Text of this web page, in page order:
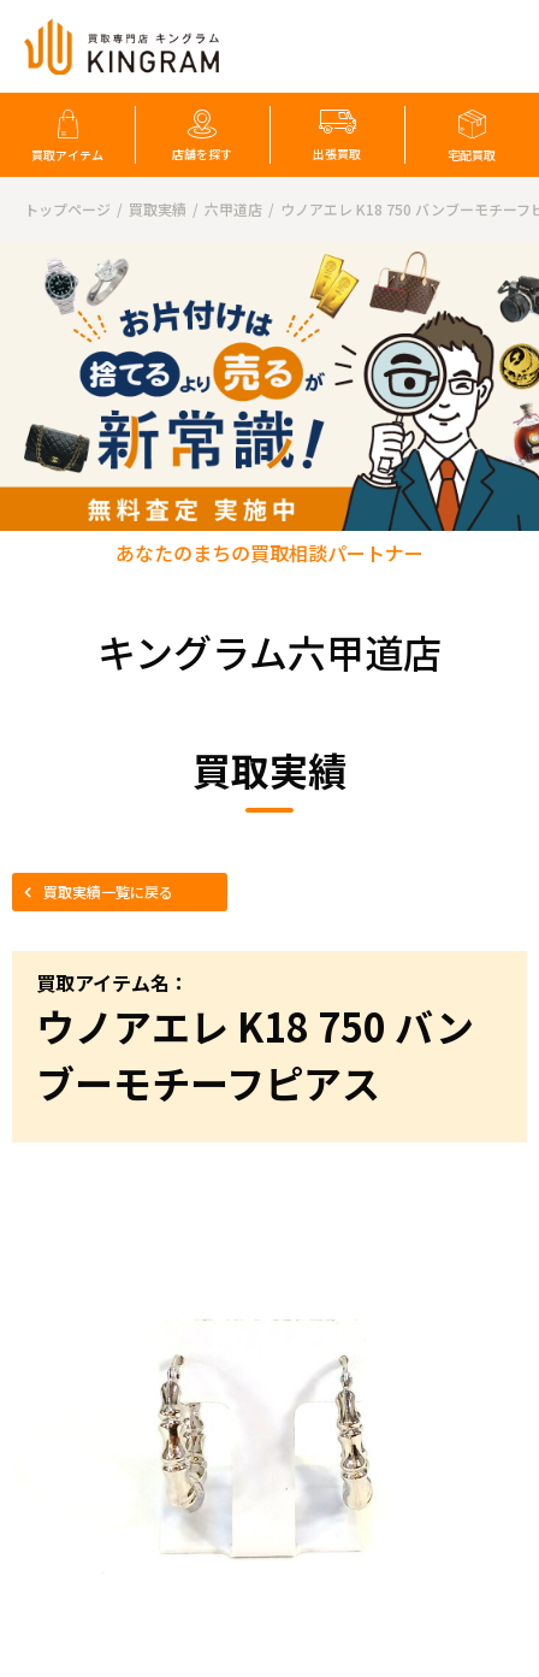
買取アイテム 店舗を探す 出張買取 宅配買取
トップページ 買取実績 六甲道店 ウノアエレ K18 750 バンブーモチーフ
キングラム六甲道店
あなたのまちの買取相談パートナー
買取実績
買取実績一覧に戻る
買取アイテム名：
ウノアエレ K18 750 バン
ブーモチーフピアス